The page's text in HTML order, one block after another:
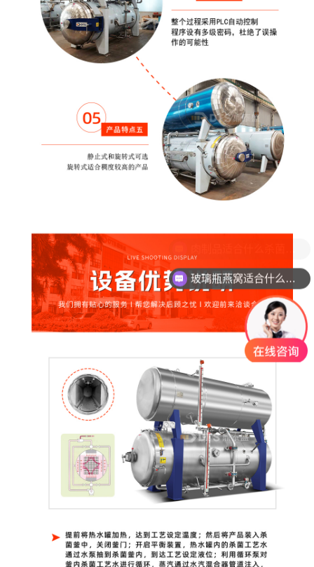
玻璃瓶燕窝适合什么杀菌方式?